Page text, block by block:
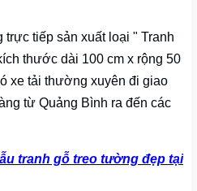
tiếp sản xuất loại " Tranh
thước dài 100 cm x rộng 50
xe tải thường xuyên đi giao
từ Quảng Bình ra đến các
tranh gỗ treo tường đẹp tại